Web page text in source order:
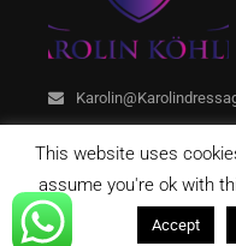
This website uses
assume you're ok with
Accept